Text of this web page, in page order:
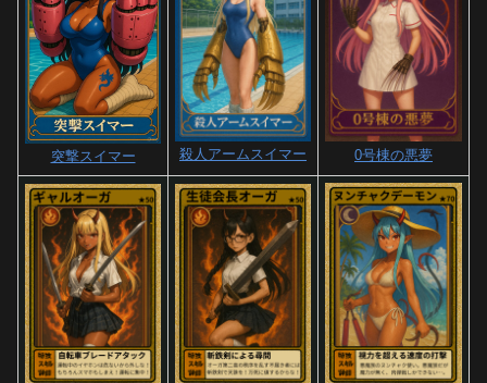
突撃スイマー 殺人アームスイマー 0号棟の悪夢